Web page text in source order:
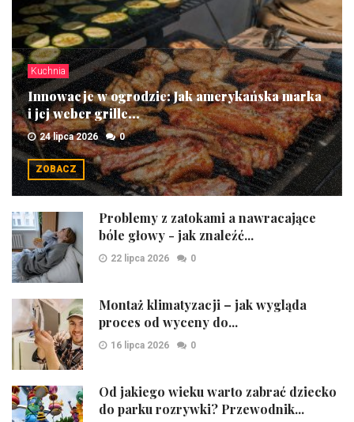
Kuchnia
Innowacje w ogrodzie: Jak amerykańska marka
i jej weber grille...
24 lipca 2026 0
ZOBACZ
Problemy z zatokami a nawracające
bóle głowy - jak znaleźć...
22 lipca 2026 0
Montaż klimatyzacji – jak wygląda
proces od wyceny do...
16 lipca 2026 0
Od jakiego wieku warto zabrać dziecko
do parku rozrywki? Przewodnik...